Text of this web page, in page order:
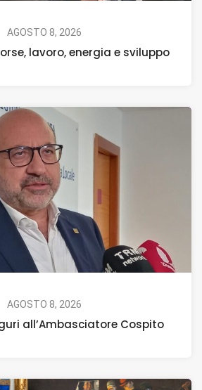
AGOSTO 8, 2026
lavoro, energia e sviluppo
AGOSTO 8, 2026
all’Ambasciatore Cospito